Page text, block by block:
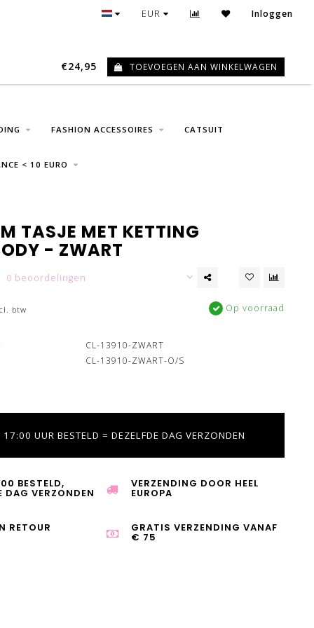
GRATIS VERZENDING VANAF € 75
EUR Inloggen
0
FASHION ACCESSOIRES CATSUIT
< 10 EURO
€24,95 TOEVOEGEN AAN WINKELWAGEN
TASJE MET KETTING
- ZWART
0 beoordelingen
btw Op voorraad
CL-13910-ZWART
CL-13910-ZWART-O/S
UUR BESTELD = DEZELFDE DAG VERZONDEN
BESTELD,
DAG VERZONDEN
VERZENDING DOOR HEEL
EUROPA
RETOUR GRATIS VERZENDING VANAF
€ 75